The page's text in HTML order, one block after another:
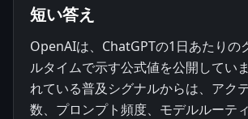
短い答え
OpenAIは、ChatGPTの1日あたりの
ルタイムで示す公式値を公開してい
れている普及シグナルからは、アク
数、プロンプト頻度、モデルルーテ